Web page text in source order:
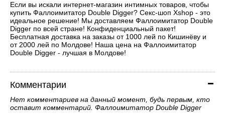
Если вы искали интернет-магазин интимных товаров, чтобы
купить Фаллоимитатор Double Digger? Секс-шоп Xshop - это
идеальное решение! Мы доставляем Фаллоимитатор Double
Digger по всей стране! Конфиденциальный пакет!
Бесплатная доставка на заказы от 1000 лей по Кишинёву и
от 2000 лей по Молдове! Наша цена на Фаллоимитатор
Double Digger - лучшая в Молдове!
Комментарии
Нет комментариев на данный момент, будь первым, кто
оставит комментарий. Фаллоимитатор Double Digger